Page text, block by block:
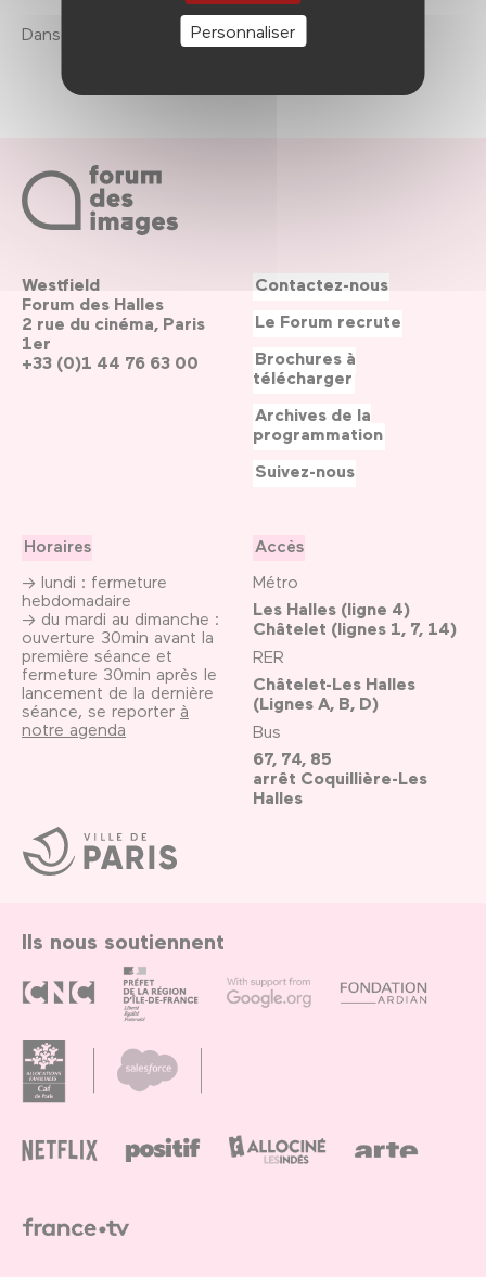
Personnaliser
Dans le cadre de la saison 2011-2012.
Ville
de
Paris
Westfield
Forum des Halles
2 rue du cinéma, Paris
1er
+33 (0)1 44 76 63 00
Horaires
→ lundi : fermeture
hebdomadaire
→ du mardi au dimanche :
ouverture 30min avant la
première séance et
fermeture 30min après le
lancement de la dernière
séance, se reporter à
notre agenda
Accès
Métro
Les Halles (ligne 4)
Châtelet (lignes 1, 7, 14)
RER
Châtelet-Les Halles
(Lignes A, B, D)
Bus
67, 74, 85
arrêt Coquillière-Les
Halles
Contactez-nous
Le Forum recrute
Brochures à
télécharger
Archives de la
programmation
Suivez-nous
Ils nous soutiennent